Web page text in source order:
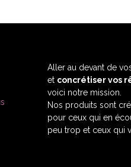
Aller au devant de
et concrétiser vos
voici notre mission.
Nos produits sont
pour ceux qui en
peu trop et ceux qui